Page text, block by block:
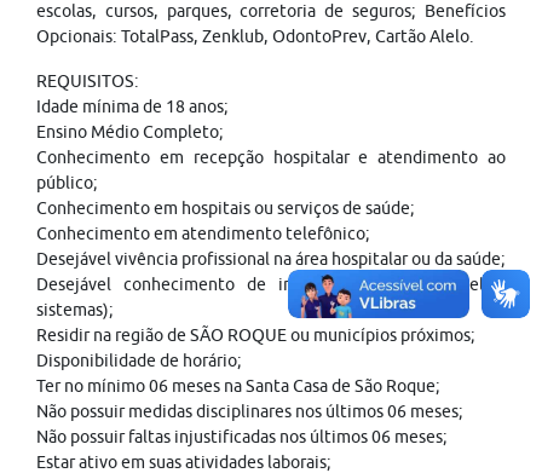
escolas, cursos, parques, corretoria de seguros; Benefícios
Opcionais: TotalPass, Zenklub, OdontoPrev, Cartão Alelo.
REQUISITOS:
Idade mínima de 18 anos;
Ensino Médio Completo;
Conhecimento em recepção hospitalar e atendimento ao
público;
Conhecimento em hospitais ou serviços de saúde;
Conhecimento em atendimento telefônico;
Desejável vivência profissional na área hospitalar ou da saúde;
Desejável conhecimento de informática (Word, Excel e
sistemas);
Residir na região de SÃO ROQUE ou municípios próximos;
Disponibilidade de horário;
Ter no mínimo 06 meses na Santa Casa de São Roque;
Não possuir medidas disciplinares nos últimos 06 meses;
Não possuir faltas injustificadas nos últimos 06 meses;
Estar ativo em suas atividades laborais;